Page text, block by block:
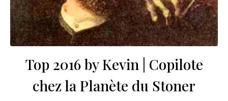
Top 2016 by Kevin | Copilote
chez la Planète du Stoner